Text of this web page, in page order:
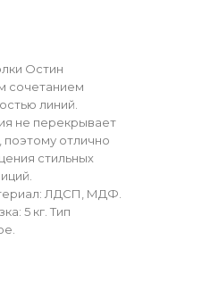
Остин
сочетанием
линий.
не перекрывает
отлично
стильных
ЛДСП, МДФ.
5 кг. Тип